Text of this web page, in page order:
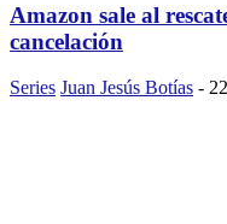
Amazon sale al
cancelación
Series Juan Jesús Botías -